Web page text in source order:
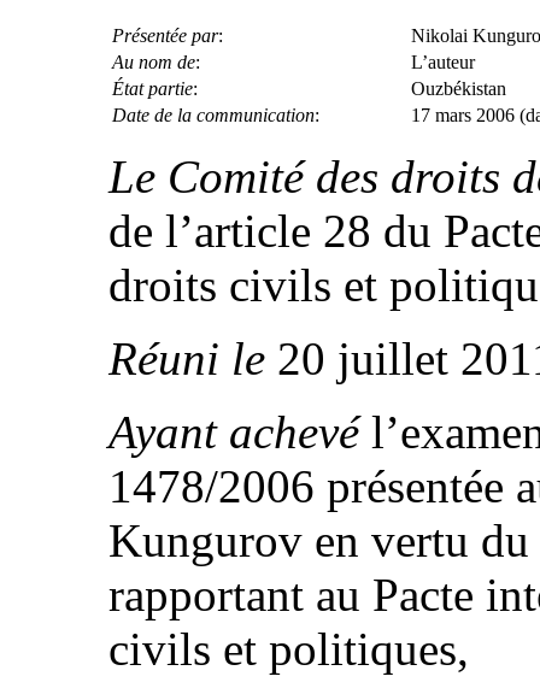
Présentée par:
Nikolai
Au nom de:
L’auteur
État partie:
Ouzbékistan
Date de la communication: 17 mars 2006
Le Comité des droits
de l’article 28 du
droits civils et
Réuni le 20 juillet
Ayant achevé
1478/2006 présentée
Kungurov en vertu
rapportant au Pacte
civils et politiques,